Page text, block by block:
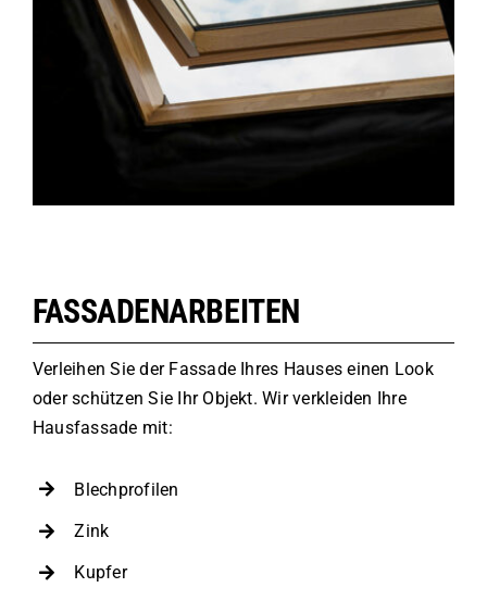
FASSADENARBEITEN
Verleihen Sie der Fassade Ihres Hauses einen Look
oder schützen Sie Ihr Objekt. Wir verkleiden Ihre
Hausfassade mit:
Blechprofilen
Zink
Kupfer